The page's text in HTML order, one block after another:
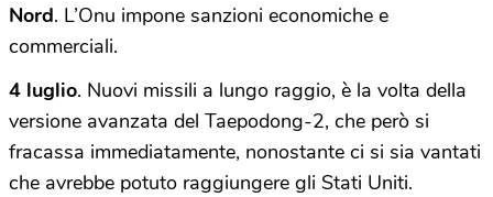
Nord. L’Onu impone sanzioni economiche e
commerciali.
4 luglio. Nuovi missili a lungo raggio, è la volta della
versione avanzata del Taepodong-2, che però si
fracassa immediatamente, nonostante ci si sia vantati
che avrebbe potuto raggiungere gli Stati Uniti.